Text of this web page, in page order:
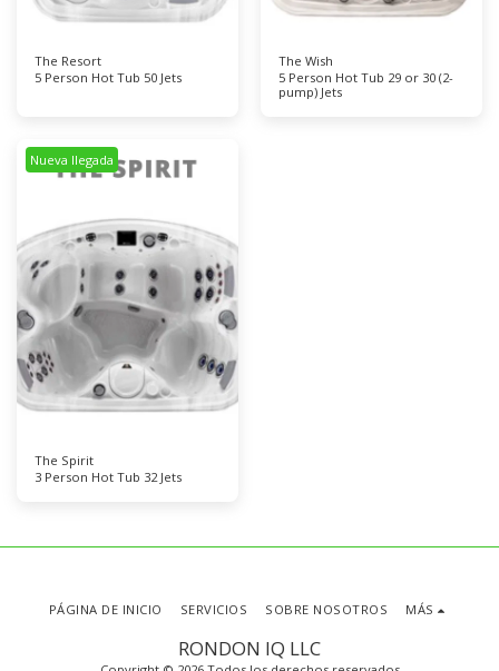
The Resort
5 Person Hot Tub 50 Jets
The Wish
5 Person Hot Tub 29 or 30 (2-
pump) Jets
Nueva llegada
The Spirit
3 Person Hot Tub 32 Jets
RONDON IQ LLC
PÁGINA DE INICIO SERVICIOS SOBRE NOSOTROS MÁS